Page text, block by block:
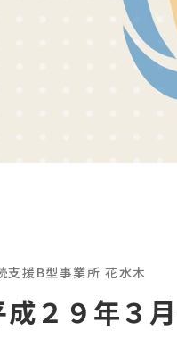
支援B型事業所 花水木
２９年３